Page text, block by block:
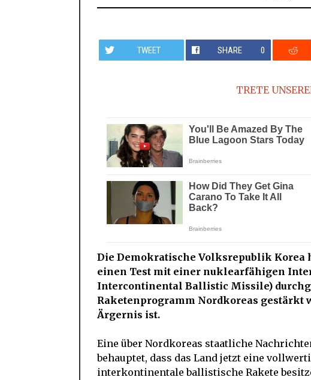
TWEET SHARE 0
TRETE
Die Demokratische Volksrepublik Korea
einen Test mit einer nuklearfähigen
Intercontinental Ballistic Missile)
Raketenprogramm Nordkoreas gestärkt
Ärgernis ist.
Eine über Nordkoreas staatliche
behauptet, dass das Land jetzt eine
interkontinentale ballistische Rakete